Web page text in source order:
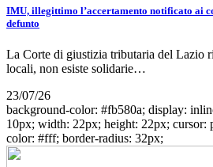
IMU, illegittimo l’accertamento notificato ai
defunto
La Corte di giustizia tributaria del Lazio
locali, non esiste solidarie…
23/07/26
background-color: #fb580a; display:
10px; width: 22px; height: 22px; cursor:
color: #fff; border-radius: 32px;